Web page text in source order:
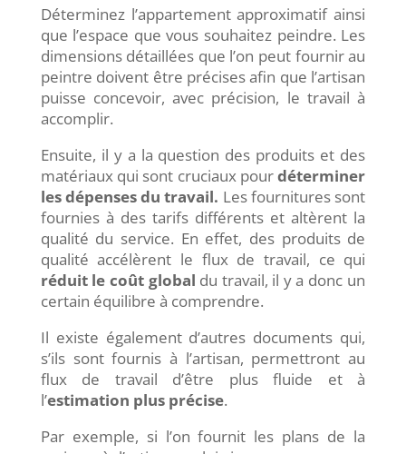
Déterminez l’appartement approximatif ainsi
que l’espace que vous souhaitez peindre. Les
dimensions détaillées que l’on peut fournir au
peintre doivent être précises afin que l’artisan
puisse concevoir, avec précision, le travail à
accomplir.
Ensuite, il y a la question des produits et des
matériaux qui sont cruciaux pourdéterminer
les dépenses du travail. Les fournitures sont
fournies à des tarifs différents et altèrent la
qualité du service. En effet, des produits de
qualité accélèrent le flux de travail, ce qui
réduit le coût global du travail, il y a donc un
certain équilibre à comprendre.
Il existe également d’autres documents qui,
s’ils sont fournis à l’artisan, permettront au
flux de travail d’être plus fluide et à
l’estimation plus précise.
Par exemple, si l’on fournit les plans de la